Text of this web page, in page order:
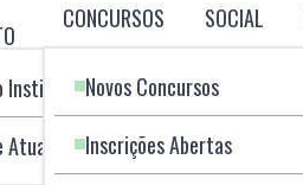
Instituto
CONCURSOS
Novos Concursos
Inscrições Abertas
SOCIAL